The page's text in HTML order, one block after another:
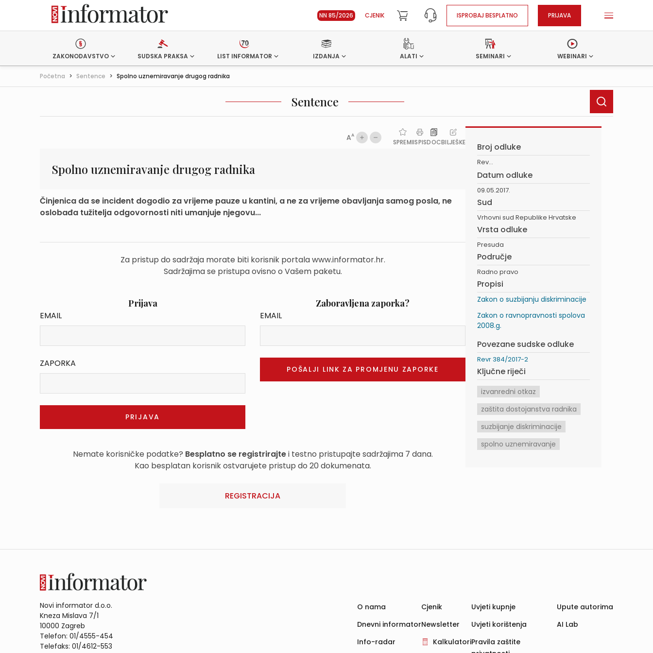
NN 85/2026 CJENIK ISPROBAJ BESPLATNO PRIJAVA
ZAKONODAVSTVO SUDSKA PRAKSA LIST INFORMATOR IZDANJA ALATI SEMINARI WEBINARI
Početna > Sentence > Spolno uznemiravanje drugog radnika
Sentence
AA
SPREMIISPISDOCBILJEŠKE
Spolno uznemiravanje drugog radnika
Činjenica da se incident dogodio za vrijeme pauze u kantini, a ne za vrijeme obavljanja samog posla, ne
oslobađa tužitelja odgovornosti niti umanjuje njegovu...
Za pristup do sadržaja morate biti korisnik portala www.informator.hr.
Sadržajima se pristupa ovisno o Vašem paketu.
Prijava
EMAIL
ZAPORKA
Zaboravljena zaporka?
EMAIL
Nemate korisničke podatke? Besplatno se registrirajtei testno pristupajte sadržajima 7 dana.
Kao besplatan korisnik ostvarujete pristup do 20 dokumenata.
REGISTRACIJA
Broj odluke
Rev...
Datum odluke
09.05.2017.
Sud
Vrhovni sud Republike Hrvatske
Vrsta odluke
Presuda
Područje
Radno pravo
Propisi
Zakon o suzbijanju diskriminacije
Zakon o ravnopravnosti spolova
2008.g.
Povezane sudske odluke
Revr 384/2017-2
Ključne riječi
izvanredni otkaz
zaštita dostojanstva radnika
suzbijanje diskriminacije
spolno uznemiravanje
Novi informator d.o.o.
Kneza Mislava 7/1
10000 Zagreb
Telefon: 01/4555-454
Telefaks: 01/4612-553
O nama
Dnevni informator
Info-radar
Cjenik
Newsletter
Kalkulatori
Uvjeti kupnje
Uvjeti korištenja
Pravila zaštite
Upute autorima
AI Lab